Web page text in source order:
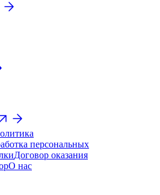
персональных
Договор оказания
О нас